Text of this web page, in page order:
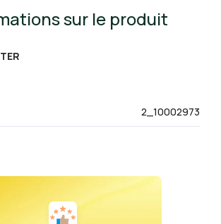
sur le produit
2_10002973